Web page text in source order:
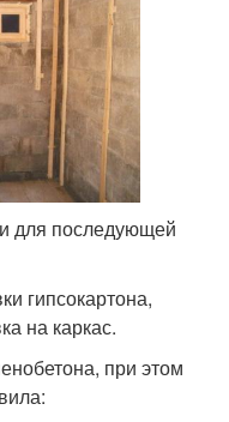
для последующей
гипсокартона,
на каркас.
при этом